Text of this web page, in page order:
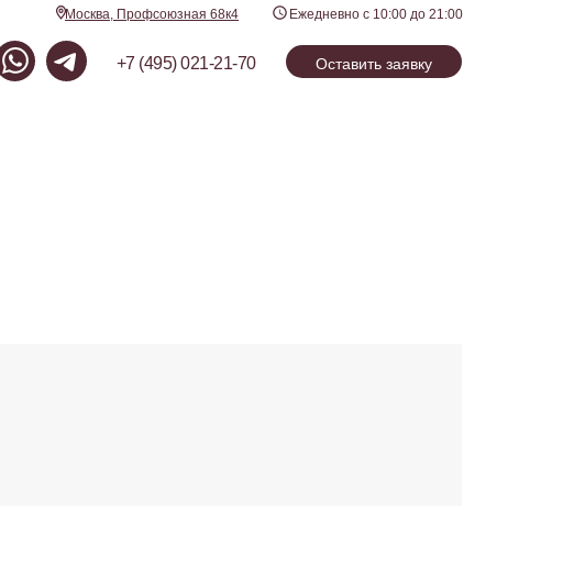
Оставить заявку
+7 (495) 021-21-70
Москва, Профсоюзная 68к4 Ежедневно с 10:00 до 21:00